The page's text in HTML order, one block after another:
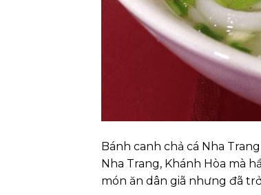
Bánh canh chả cá Nha
Nha Trang, Khánh Hòa mà
món ăn dân giã nhưng đã